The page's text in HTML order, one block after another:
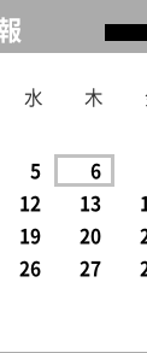
第1刷発行©
2013ISBN
C0072
水 木
5 6
12 13
19 20
26 27